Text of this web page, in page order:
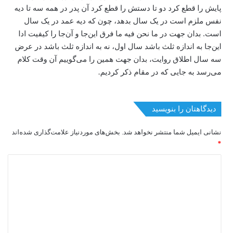
پایش را قطع کرد دو تا دستش را قطع کرد آن پدر در همه سه تا دیه
نفس ملزم است در یک سال بدهد، چون که دیه عمد در یک سال
است. بدان جهت در ما نحن فیه ما فرق این‌جا و آن‌جا را کیفیت ادا
این‌جا به اندازه ثلث باشد سال اول، نه به اندازه ثلث باشد در عرض
سه سال اطلاق روایت، بدان جهت همین را می‌گوییم آن وقت کلام
می‌رسد به جایی که در مقام ذکر کردیم.
دیدگاهتان را بنویسید
نشانی ایمیل شما منتشر نخواهد شد. بخش‌های موردنیاز علامت‌گذاری شده‌اند
*